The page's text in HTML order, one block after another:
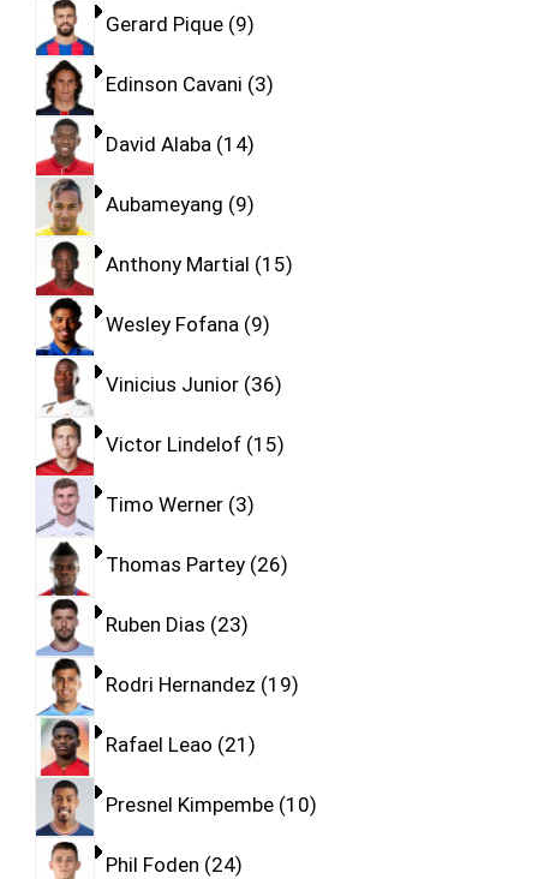
Gerard Pique 9
Edinson Cavani 3
David Alaba 14
Aubameyang 9
Anthony Martial 15
Wesley Fofana 9
Vinicius Junior 36
Victor Lindelof 15
Timo Werner 3
Thomas Partey 26
Ruben Dias 23
Rodri Hernandez 19
Rafael Leao 21
Presnel Kimpembe 10
Phil Foden 24